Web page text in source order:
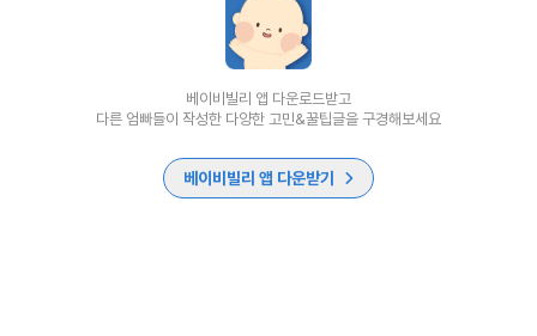
베이비빌리 앱 다운로드받고
다른 엄빠들이 작성한 다양한 고민&꿀팁글을 구경해보세요
베이비빌리 앱 다운받기